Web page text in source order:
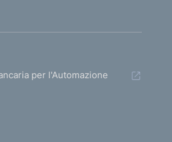
per l'Automazione